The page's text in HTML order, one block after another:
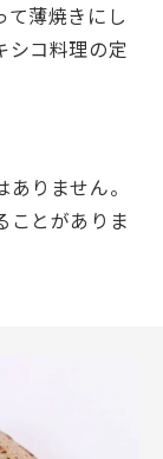
て薄焼きにし
シコ料理の定
りません。
ことがありま